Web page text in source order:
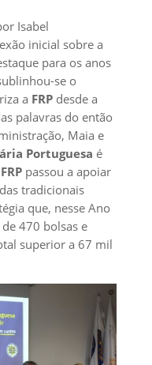
Isabel
inicial sobre a
para os anos
se o
a FRPdesde a
palavras do então
Maia e
Portuguesa é
FRPpassou a apoiar
tradicionais
que, nesse Ano
470 bolsas e
superior a 67 mil